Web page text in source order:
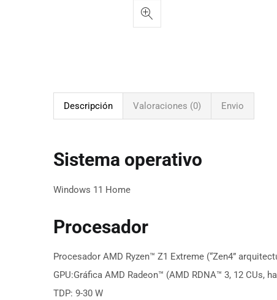
Descripción Valoraciones (0) Envio
Sistema operativo
Windows 11 Home
Procesador
Procesador AMD Ryzen™ Z1 Extreme (“Zen4”
GPU:Gráfica AMD Radeon™ (AMD RDNA™ 3, 12 CUs,
TDP: 9-30 W